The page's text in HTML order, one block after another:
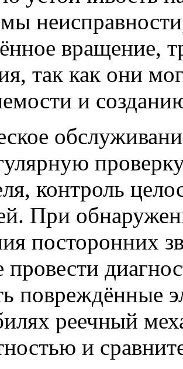
вращение,
так как они
и
контроль
При
посторонних
провести
повреждённые
реечный
и